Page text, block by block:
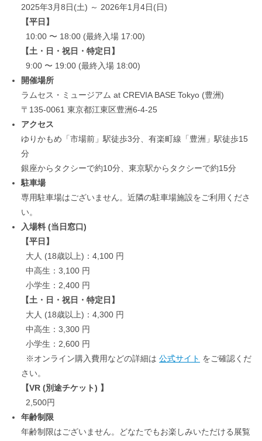
2025年3月8日(土) ～ 2026年1月4日(日)
【平日】
10:00 〜 18:00 (最終入場 17:00)
【土・日・祝日・特定日】
9:00 〜 19:00 (最終入場 18:00)
開催場所
ラムセス・ミュージアム at CREVIA BASE Tokyo (豊洲)
〒135-0061 東京都江東区豊洲6-4-25
アクセス
ゆりかもめ「市場前」駅徒歩3分、有楽町線「豊洲」駅徒歩15
分
銀座からタクシーで約10分、東京駅からタクシーで約15分
駐車場
専用駐車場はございません。近隣の駐車場施設をご利用くださ
い。
入場料 (当日窓口)
【平日】
大人 (18歳以上)：4,100 円
中高生：3,100 円
小学生：2,400 円
【土・日・祝日・特定日】
大人 (18歳以上)：4,300 円
中高生：3,300 円
小学生：2,600 円
※オンライン購入費用などの詳細は 公式サイト をご確認くだ
さい。
【VR (別途チケット) 】
2,500円
年齢制限
年齢制限はございません。どなたでもお楽しみいただける展覧